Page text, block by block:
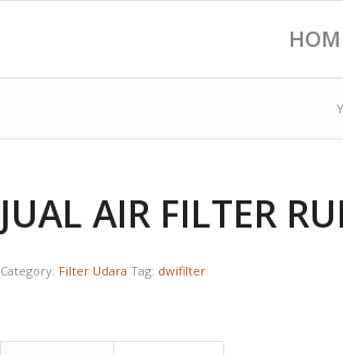
JUAL AIR FILTER
Category: Filter Udara Tag: dwifilter